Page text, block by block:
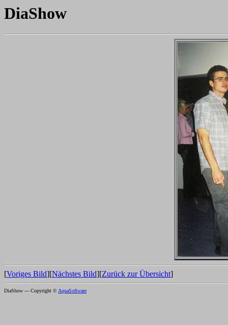
DiaShow
[Voriges Bild][Nächstes Bild][Zurück zur Übersicht]
DiaShow --- Copyright ©AquaSoftware